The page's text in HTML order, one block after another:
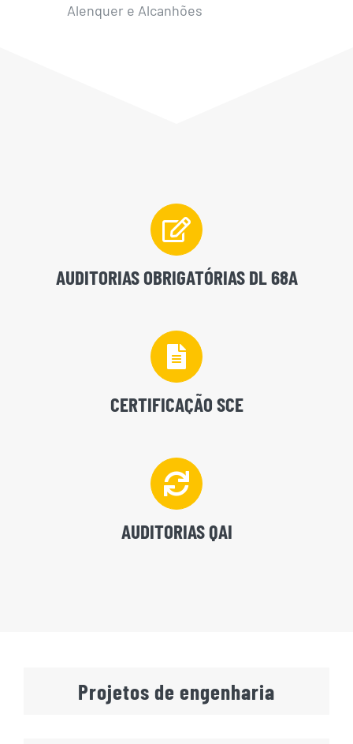
Alenquer e Alcanhões
AUDITORIAS OBRIGATÓRIAS DL 68A
CERTIFICAÇÃO SCE
AUDITORIAS QAI
Projetos de engenharia